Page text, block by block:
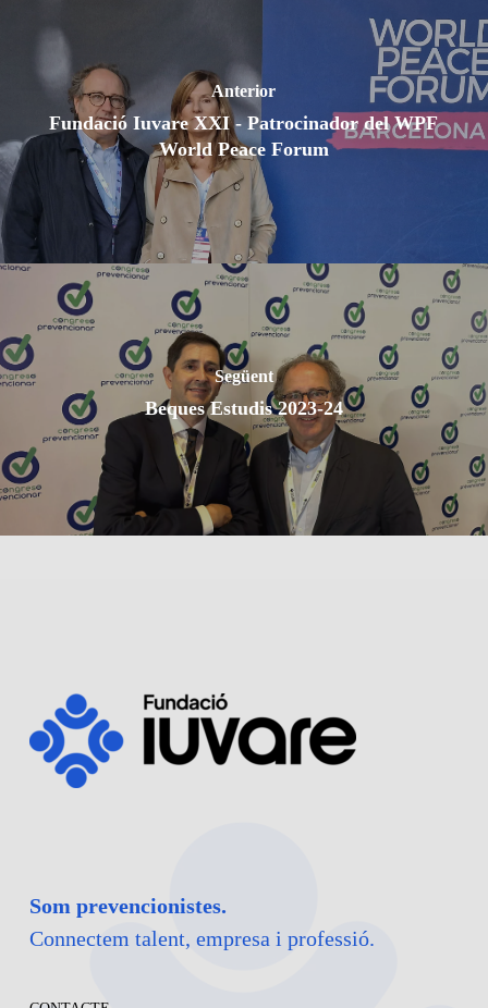
Anterior
Fundació Iuvare XXI - Patrocinador del WPF
World Peace Forum
Següent
Beques Estudis 2023-24
Som prevencionistes.
Connectem talent, empresa i professió.